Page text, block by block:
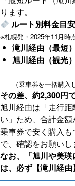
ります。
ルート別料金目
※札幌発・2025年11月時
滝川経由（最短
旭川経由（観光
（乗車券を一括購入
その差、約2,300円で
旭川経由は「走行
い」ため、合計金
乗車券で安く購入も
で、確認をお願いし
なお、「旭川や美
は、必ず【滝川経由